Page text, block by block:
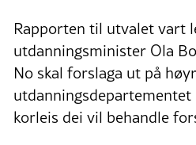
Rapporten til utvalet vart
utdanningsminister Ola
No skal forslaga ut på
korleis dei vil behandle